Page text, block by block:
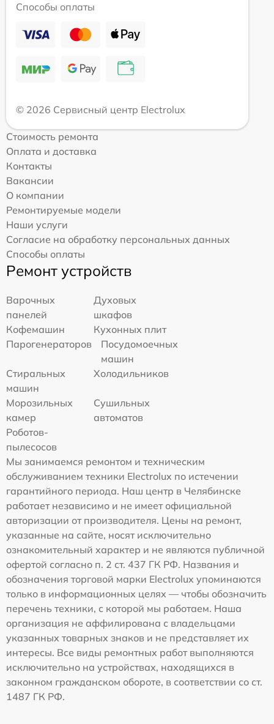
Способы оплаты
© 2026 Сервисный центр Electrolux
Стоимость ремонта
Оплата и доставка
Контакты
Вакансии
О компании
Ремонтируемые модели
Наши услуги
Согласие на обработку персональных данных
Способы оплаты
Ремонт устройств
Варочных
панелей
Духовых
шкафов
Кофемашин
Кухонных плит
Парогенераторов
Посудомоечных
машин
Стиральных
машин
Холодильников
Морозильных
камер
Сушильных
автоматов
Роботов-
пылесосов
Мы занимаемся ремонтом и техническим
обслуживанием техники Electrolux по истечении
гарантийного периода. Наш центр в Челябинске
работает независимо и не имеет официальной
авторизации от производителя. Цены на ремонт,
указанные на сайте, носят исключительно
ознакомительный характер и не являются публичной
офертой согласно п. 2 ст. 437 ГК РФ. Названия и
обозначения торговой марки Electrolux упоминаются
только в информационных целях — чтобы обозначить
перечень техники, с которой мы работаем. Наша
организация не аффилирована с владельцами
указанных товарных знаков и не представляет их
интересы. Все виды ремонтных работ выполняются
исключительно на устройствах, находящихся в
законном гражданском обороте, в соответствии со ст.
1487 ГК РФ.